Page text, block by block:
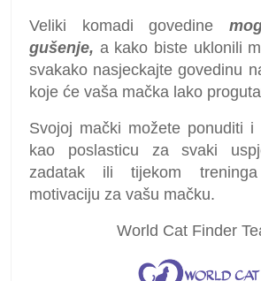
Veliki komadi govedine
gušenje, a kako biste uklonili
svakako nasjeckajte govedinu
koje će vaša mačka lako
Svojoj mački možete ponuditi i
kao poslasticu za svaki
zadatak ili tijekom
motivaciju za vašu mačku.
World Cat Finder